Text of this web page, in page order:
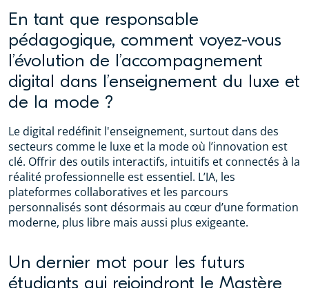
En tant que responsable
pédagogique, comment voyez-vous
l’évolution de l’accompagnement
digital dans l’enseignement du luxe et
de la mode ?
Le digital redéfinit l'enseignement, surtout dans des
secteurs comme le luxe et la mode où l’innovation est
clé. Offrir des outils interactifs, intuitifs et connectés à la
réalité professionnelle est essentiel. L’IA, les
plateformes collaboratives et les parcours
personnalisés sont désormais au cœur d’une formation
moderne, plus libre mais aussi plus exigeante.
Un dernier mot pour les futurs
étudiants qui rejoindront le Mastère